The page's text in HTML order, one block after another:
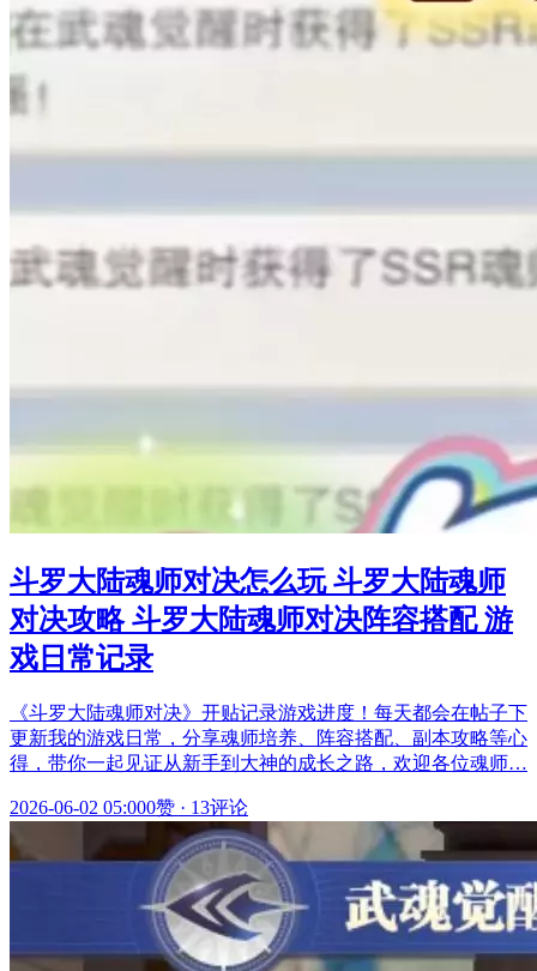
斗罗大陆魂师对决怎么玩 斗罗大陆魂师
对决攻略 斗罗大陆魂师对决阵容搭配 游
戏日常记录
《斗罗大陆魂师对决》开贴记录游戏进度！每天都会在帖子下
更新我的游戏日常，分享魂师培养、阵容搭配、副本攻略等心
得，带你一起见证从新手到大神的成长之路，欢迎各位魂师…
2026-06-02 05:000赞 · 13评论